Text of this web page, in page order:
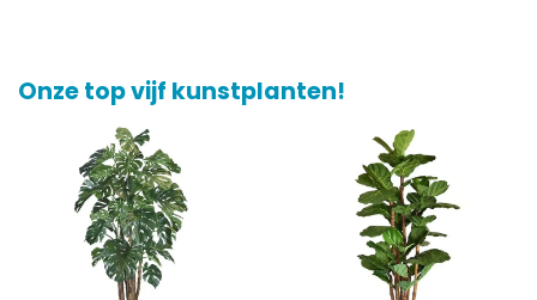
Onze top vijf kunstplanten!